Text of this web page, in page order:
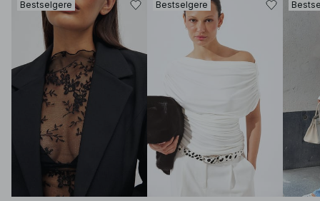
Bestselgere Bestselgere